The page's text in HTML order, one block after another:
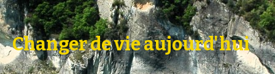
Changer de vie aujourd'hui